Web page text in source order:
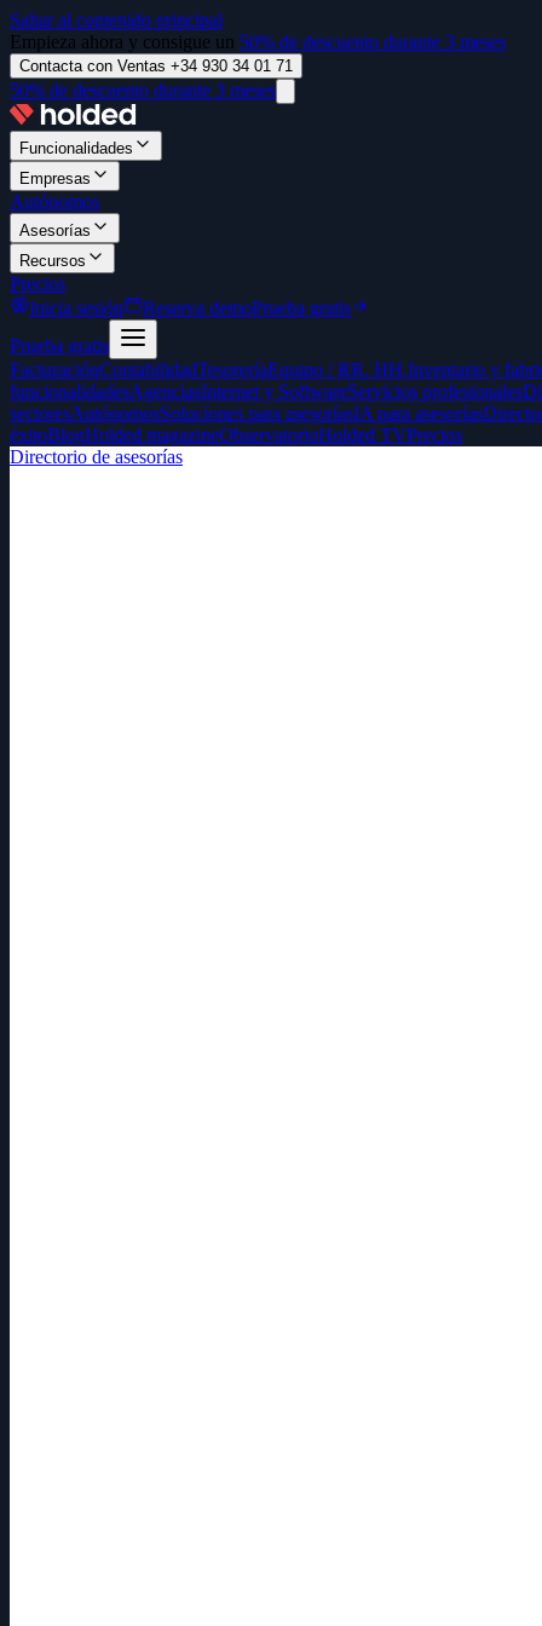
Saltar al contenido principal
Empieza ahora y consigue un 50% de descuento durante 3 meses
Contacta con Ventas +34 930 34 01 71
50% de descuento durante 3 meses
Funcionalidades
Empresas
Autónomos
Asesorías
Recursos
Precios
Inicia sesión
Reserva demoPrueba gratis
Prueba gratis
FacturaciónContabilidadTesoreríaEquipo / RR. HH.Inventario y
funcionalidadesAgenciasInternet y SoftwareServicios profesionales
sectoresAutónomosSoluciones para asesoríasIA para asesorías
éxitoBlogHolded magazineObservatorioHolded TVPrecios
Directorio de asesorías